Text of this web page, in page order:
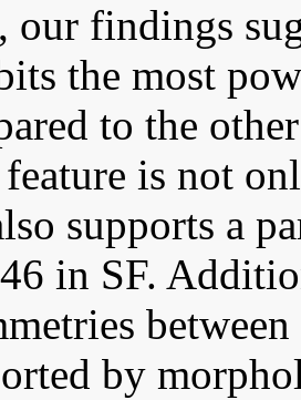
our findings
the most
to the
is not
supports a
46 in SF.
by